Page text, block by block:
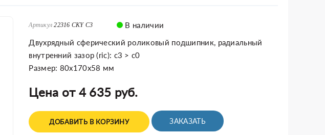
Артикул 22316 CKY C3
В наличии
Двухрядный сферический роликовый подшипник, радиальный
внутренний зазор (ric): c3 > c0
Размер: 80x170x58 мм
Цена от 4 635 руб.
ДОБАВИТЬ В КОРЗИНУ ЗАКАЗАТЬ